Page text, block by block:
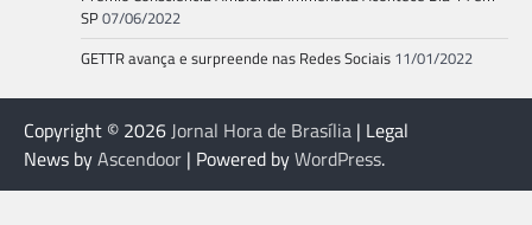
SP07/06/2022
GETTR avança e surpreende nas Redes Sociais 11/01/2022
Copyright © 2026Jornal Hora de Brasília | Legal
News byAscendoor | Powered byWordPress.